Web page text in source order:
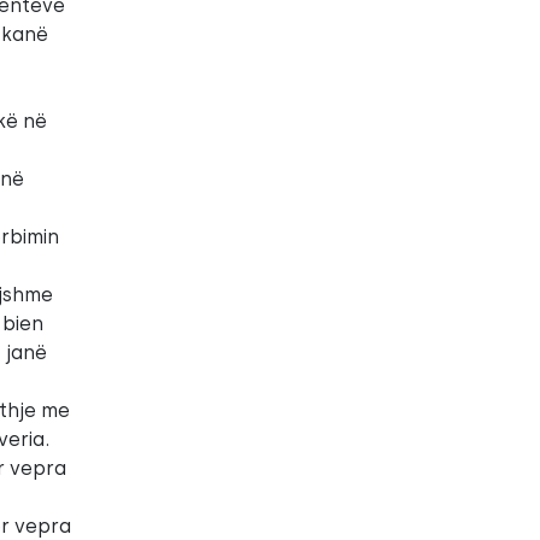
në
janë
me
vepra
vepra